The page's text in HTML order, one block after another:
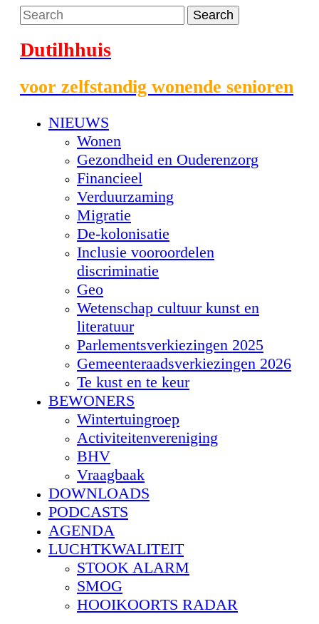
Dutilhhuis
voor zelfstandig wonende senioren
NIEUWS
Wonen
Gezondheid en Ouderenzorg
Financieel
Verduurzaming
Migratie
De-kolonisatie
Inclusie vooroordelen
discriminatie
Geo
Wetenschap cultuur kunst en
literatuur
Parlementsverkiezingen 2025
Gemeenteraadsverkiezingen 2026
Te kust en te keur
BEWONERS
Wintertuingroep
Activiteitenvereniging
BHV
Vraagbaak
DOWNLOADS
PODCASTS
AGENDA
LUCHTKWALITEIT
STOOK ALARM
SMOG
HOOIKOORTS RADAR